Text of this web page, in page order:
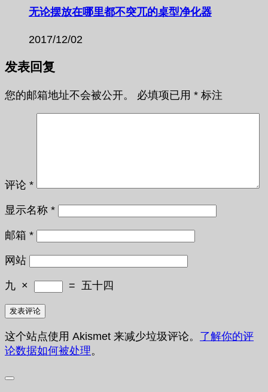
无论摆放在哪里都不突兀的桌型净化器
2017/12/02
发表回复
您的邮箱地址不会被公开。 必填项已用 * 标注
评论 *
显示名称 *
邮箱 *
网站
九 × = 五十四
这个站点使用 Akismet 来减少垃圾评论。 了解你的评
论数据如何被处理。